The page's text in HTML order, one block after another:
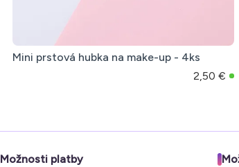
Mini prstová hubka na make-up - 4ks
2,50 €
Možnosti platby